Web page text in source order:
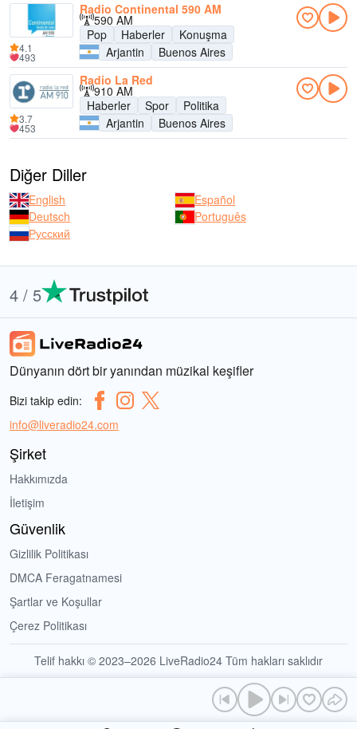
Radio Continental 590 AM
590 AM
Pop
Haberler
Konuşma
Arjantin
Buenos Aires
4.1
493
Radio La Red
910 AM
Haberler
Spor
Politika
Arjantin
Buenos Aires
3.7
453
Diğer Diller
English
Español
Deutsch
Português
Русский
4 / 5
Dünyanın dört bir yanından müzikal keşifler
Bizi takip edin:
info@liveradio24.com
Şirket
Hakkımızda
İletişim
Güvenlik
Gizlilik Politikası
DMCA Feragatnamesi
Şartlar ve Koşullar
Çerez Politikası
Telif hakkı © 2023–2026 LiveRadio24 Tüm hakları saklıdır